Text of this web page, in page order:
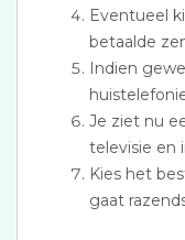
Eventueel
betaalde
Indien
Je ziet nu
televisie en
Kies het
gaat